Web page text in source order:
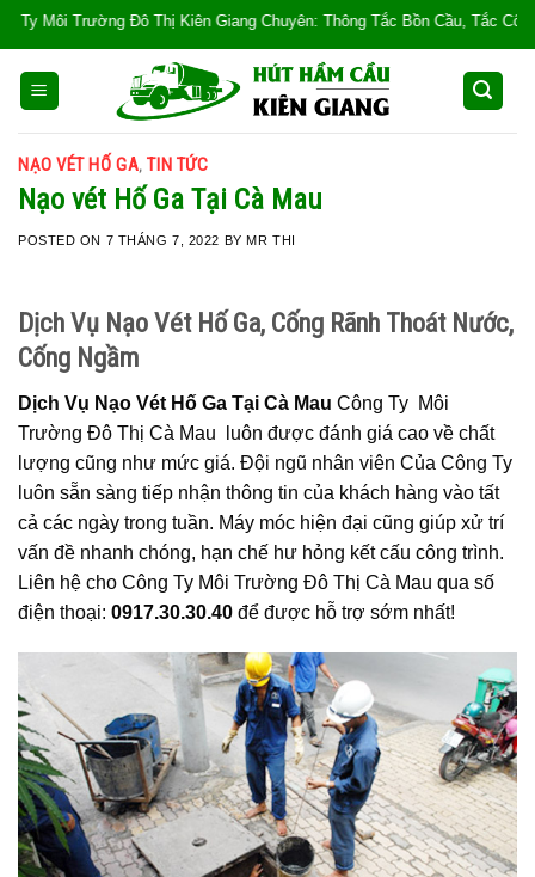
Skip
content
Đô Thị Kiên Giang Chuyên: Thông Tắc Bồn Cầu, Tắc Cống, Tắc Bồn
NẠO VÉT HỐ GA, TIN TỨC
Nạo vét Hố Ga Tại Cà Mau
POSTED ON 7 THÁNG 7, 2022 BYMR THI
Dịch Vụ Nạo Vét Hố Ga, Cống Rãnh Thoát Nước,
Cống Ngầm
Dịch Vụ Nạo Vét Hố Ga Tại Cà Mau Công Ty Môi
Trường Đô Thị Cà Mau luôn được đánh giá cao về chất
lượng cũng như mức giá. Đội ngũ nhân viên Của Công Ty
luôn sẵn sàng tiếp nhận thông tin của khách hàng vào tất
cả các ngày trong tuần. Máy móc hiện đại cũng giúp xử trí
vấn đề nhanh chóng, hạn chế hư hỏng kết cấu công trình.
Liên hệ cho Công Ty Môi Trường Đô Thị Cà Mau qua số
điện thoại: 0917.30.30.40 để được hỗ trợ sớm nhất!